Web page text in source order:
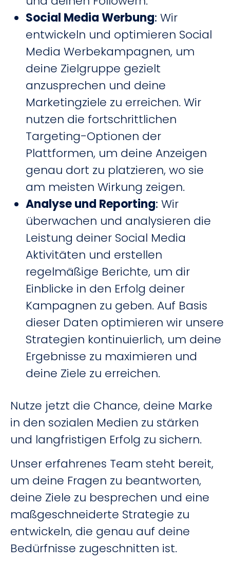
Social Media Werbung: Wir
entwickeln und optimieren Social
Media Werbekampagnen, um
deine Zielgruppe gezielt
anzusprechen und deine
Marketingziele zu erreichen. Wir
nutzen die fortschrittlichen
Targeting-Optionen der
Plattformen, um deine Anzeigen
genau dort zu platzieren, wo sie
am meisten Wirkung zeigen.
Analyse und Reporting: Wir
überwachen und analysieren die
Leistung deiner Social Media
Aktivitäten und erstellen
regelmäßige Berichte, um dir
Einblicke in den Erfolg deiner
Kampagnen zu geben. Auf Basis
dieser Daten optimieren wir unsere
Strategien kontinuierlich, um deine
Ergebnisse zu maximieren und
deine Ziele zu erreichen.
Nutze jetzt die Chance, deine Marke
in den sozialen Medien zu stärken
und langfristigen Erfolg zu sichern.
Unser erfahrenes Team steht bereit,
um deine Fragen zu beantworten,
deine Ziele zu besprechen und eine
maßgeschneiderte Strategie zu
entwickeln, die genau auf deine
Bedürfnisse zugeschnitten ist.